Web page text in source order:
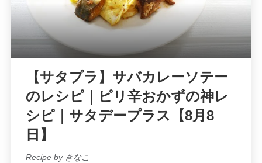
【サタプラ】サバカレーソテー
のレシピ｜ピリ辛おかずの神レ
シピ｜サタデープラス【8月8
日】
Recipe by きなこ